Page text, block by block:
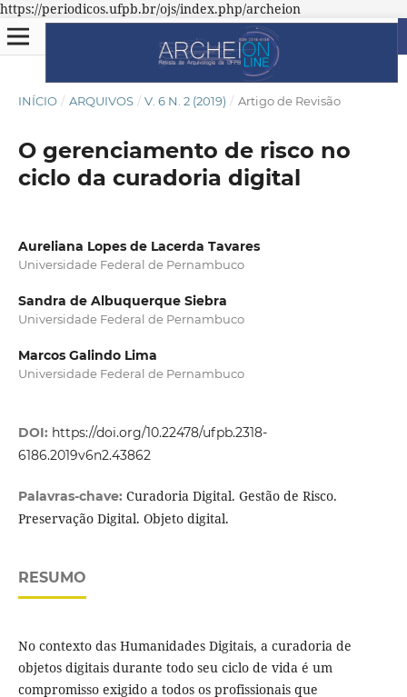
https://periodicos.ufpb.br/ojs/index.php/archeion
INÍCIO / ARQUIVOS / V. 6 N. 2 (2019) / Artigo de Revisão
O gerenciamento de risco no
ciclo da curadoria digital
Aureliana Lopes de Lacerda Tavares
Universidade Federal de Pernambuco
Sandra de Albuquerque Siebra
Universidade Federal de Pernambuco
Marcos Galindo Lima
Universidade Federal de Pernambuco
DOI: https://doi.org/10.22478/ufpb.2318-
6186.2019v6n2.43862
Palavras-chave: Curadoria Digital. Gestão de Risco.
Preservação Digital. Objeto digital.
RESUMO
No contexto das Humanidades Digitais, a curadoria de
objetos digitais durante todo seu ciclo de vida é um
compromisso exigido a todos os profissionais que